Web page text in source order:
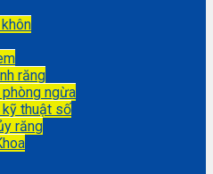
răng
ngừa
kỹ thuật số
răng